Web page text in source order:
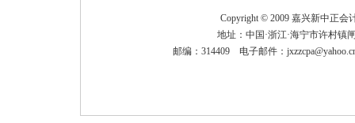
Copyright © 2009 嘉兴新中正会
地址：中国·浙江·海宁市许村镇
邮编：314409 电子邮件：